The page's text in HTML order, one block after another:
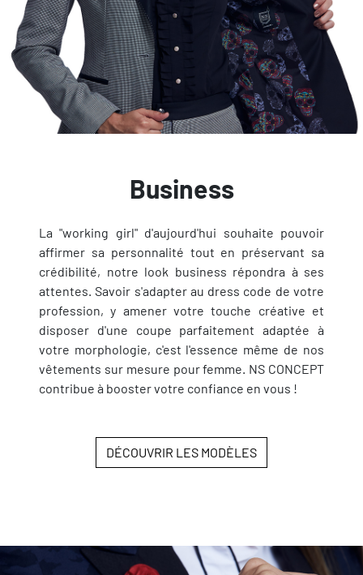
Business
La "working girl" d'aujourd'hui souhaite pouvoir
affirmer sa personnalité tout en préservant sa
crédibilité, notre look business répondra à ses
attentes. Savoir s'adapter au dress code de votre
profession, y amener votre touche créative et
disposer d'une coupe parfaitement adaptée à
votre morphologie, c'est l'essence même de nos
vêtements sur mesure pour femme. NS CONCEPT
contribue à booster votre confiance en vous !
DÉCOUVRIR LES MODÈLES